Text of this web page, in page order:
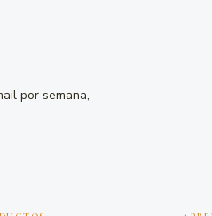
por semana,